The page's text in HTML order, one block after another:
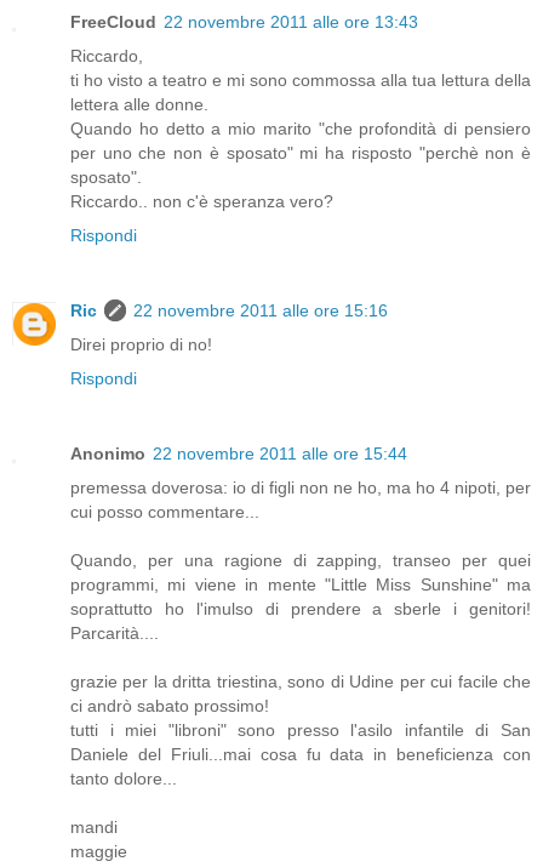
FreeCloud 22 novembre 2011 alle ore 13:43
Riccardo,
ti ho visto a teatro e mi sono commossa alla tua lettura della
lettera alle donne.
Quando ho detto a mio marito "che profondità di pensiero
per uno che non è sposato" mi ha risposto "perchè non è
sposato".
Riccardo.. non c'è speranza vero?
Rispondi
Ric
22 novembre 2011 alle ore 15:16
Direi proprio di no!
Rispondi
Anonimo 22 novembre 2011 alle ore 15:44
premessa doverosa: io di figli non ne ho, ma ho 4 nipoti, per
cui posso commentare...
Quando, per una ragione di zapping, transeo per quei
programmi, mi viene in mente "Little Miss Sunshine" ma
soprattutto ho l'imulso di prendere a sberle i genitori!
Parcarità....
grazie per la dritta triestina, sono di Udine per cui facile che
ci andrò sabato prossimo!
tutti i miei "libroni" sono presso l'asilo infantile di San
Daniele del Friuli...mai cosa fu data in beneficienza con
tanto dolore...
mandi
maggie